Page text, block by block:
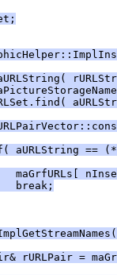
aURLString ==
maGrfURLs[
break;
rURLPair =